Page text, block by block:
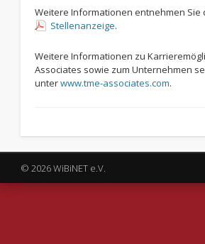
Weitere Informationen entnehmen Sie
Stellenanzeige.
Weitere Informationen zu
Associates sowie zum Unternehmen
unterwww.tme-associates.com.
© 2026 WiBiNET e.V.